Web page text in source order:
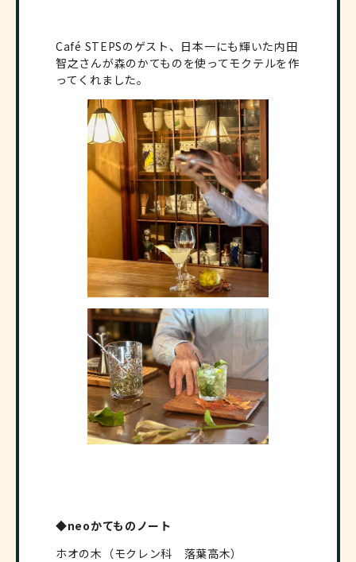
Café STEPSのゲスト、日本一にも輝いた内田
智之さんが森のかてものを使ってモクテルを作
ってくれました。
◆neoかてものノート
ホオの木（モクレン科 落葉高木）